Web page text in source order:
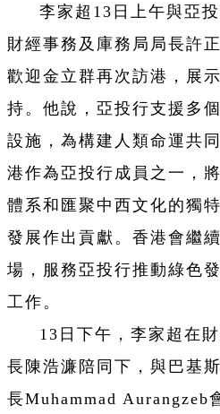
李家超13日上午與亞
財經事務及庫務局局長許
歡迎金立群再次訪港，展
持。他說，亞投行支援多
設施，為構建人類命運共
港作為亞投行成員之一，
體系和匯聚中西文化的獨
發展作出貢獻。香港會繼
場，服務亞投行推動綠色
工作。
13日下午，李家超在
長陳浩濂陪同下，與巴基
長Muhammad Aurangzeb